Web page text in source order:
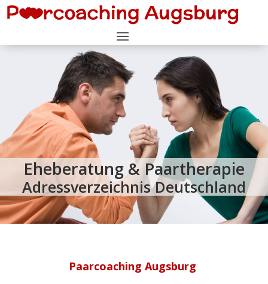
Eheberatung & Paartherapie
Adressverzeichnis Deutschland
Paarcoaching Augsburg